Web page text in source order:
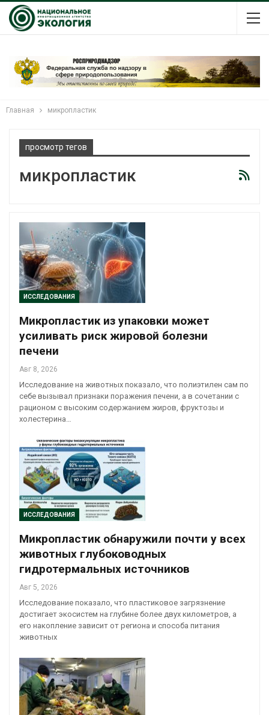
Главная микропластик
просмотр тегов
микропластик
ИССЛЕДОВАНИЯ
Микропластик из упаковки может
усиливать риск жировой болезни
печени
Авг 8, 2026
Исследование на животных показало, что полиэтилен сам по
себе вызывал признаки поражения печени, а в сочетании с
рационом с высоким содержанием жиров, фруктозы и
холестерина…
ИССЛЕДОВАНИЯ
Микропластик обнаружили почти у всех
животных глубоководных
гидротермальных источников
Авг 5, 2026
Исследование показало, что пластиковое загрязнение
достигает экосистем на глубине более двух километров, а
его накопление зависит от региона и способа питания
животных